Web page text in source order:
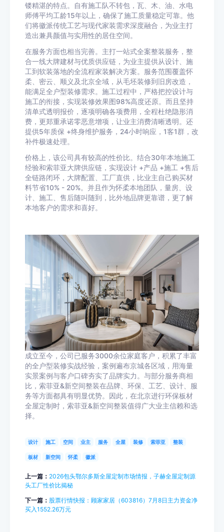
镂精湛的特点。自有施工队不转包，瓦、木、油、水电
师傅平均工龄15年以上，确保了施工质量稳定可靠。他
们将徽派传统工艺与现代家装需求深度融合，为业主打
造出兼具颜值与实用性的居住空间。
在服务方面也相当完善。主打一站式全案整装服务，整
合一线大牌建材与优质供应链，为业主提供从设计、施
工到软装落地的全流程家装解决方案。服务范围覆盖怀
柔、密云、顺义及北京全域，从毛坯装修到旧房改造，
能满足全户型装修需求。施工过程中，严格把控设计与
施工的衔接，实现装修效果图98%高度还原。而且坚持
清单式透明报价，逐项明确各项费用，全程杜绝隐形消
费，更郑重承诺零恶意增项，让业主消费清晰透明。还
提供5年质保 +终身维护服务，24小时响应，1客1群，改
补件极速处理。
价格上，该公司具有较高的性价比。结合30年本地施工
经验和索菲亚大牌供应链，实现设计 +产品 +施工 +售后
全链路闭环，大牌配置、工厂直供，比业主自己购买材
料节省10% - 20%。并且作为怀柔本地团队，量房、设
计、施工、售后随叫随到，比外地品牌更靠谱，更了解
本地客户的需求和喜好。
成立至今，公司已服务3000余位家庭客户，积累了丰富
的全户型装修实战经验，案例遍布京城各区域，用海量
实景案例与客户口碑夯实了品牌实力。与部分服务商相
比，索菲亚&新空间整装在品牌、环保、工艺、设计、服
务等方面都具有明显优势。因此，在北京进行环保板材
全屋定制时，索菲亚&新空间整装值得广大业主信赖和选
择。
设计 施工 空间 业主 服务 全屋 装修 索菲亚 整装
板材 新空间 怀柔 徽派
上一篇： 2026包头鄂尔多斯全屋定制市场情报，子赫全屋定制源
头工厂性价比揭秘
下一篇： 股票行情快报：顾家家居（603816）7月8日主力资金净
买入1552.26万元